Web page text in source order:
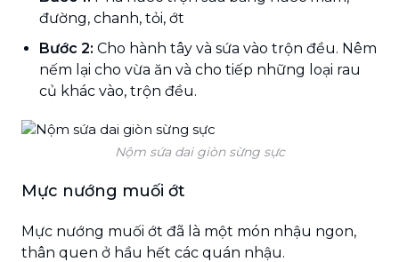
đường, chanh, tỏi, ớt
Bước 2: Cho hành tây và sứa vào trộn đều. Nêm
nếm lại cho vừa ăn và cho tiếp những loại rau
củ khác vào, trộn đều.
Nộm sứa dai giòn sừng sực
Mực nướng muối ớt
Mực nướng muối ớt đã là một món nhậu ngon,
thân quen ở hầu hết các quán nhậu.